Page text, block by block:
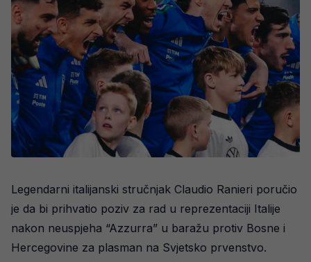
Legendarni italijanski stručnjak Claudio Ranieri poručio
je da bi prihvatio poziv za rad u reprezentaciji Italije
nakon neuspjeha “Azzurra” u baražu protiv Bosne i
Hercegovine za plasman na Svjetsko prvenstvo.